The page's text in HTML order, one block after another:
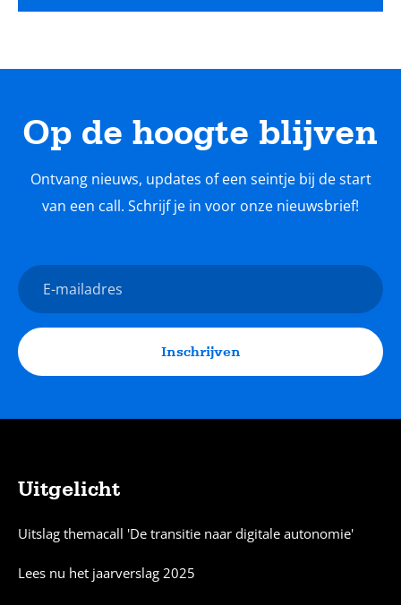
Op de hoogte blijven
Ontvang nieuws, updates of een seintje bij de start
van een call. Schrijf je in voor onze nieuwsbrief!
E-
mailadres
Inschrijven
Uitgelicht
Uitslag themacall 'De transitie naar digitale autonomie'
Lees nu het jaarverslag 2025